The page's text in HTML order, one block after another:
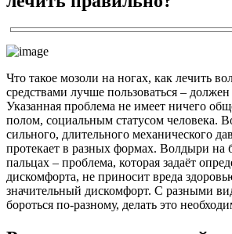
Что такое мозоли на ногах, как лечить
средствами лучше пользоваться –
Указанная проблема не имеет ничего
полом, социальным статусом человека.
сильного, длительного механического
протекает в разных формах. Волдыри на
пальцах – проблема, которая задаёт
дискомфорта, не приносит вреда
значительный дискомфорт. С разными
бороться по-разному, делать это